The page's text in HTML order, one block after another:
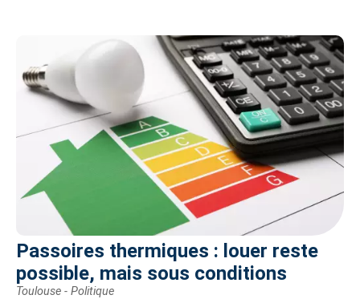
Passoires thermiques : louer reste
possible, mais sous conditions
Toulouse - Politique